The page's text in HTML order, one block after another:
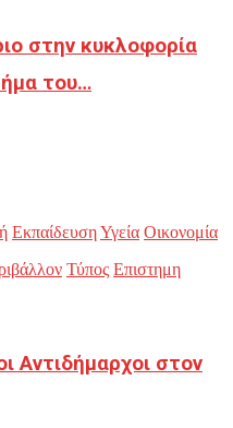
στην κυκλοφορία
του…
ΕκπαίδευσηΥγεία Οικονομία
Τύπος Επιστημη
Αντιδήμαρχοι στον